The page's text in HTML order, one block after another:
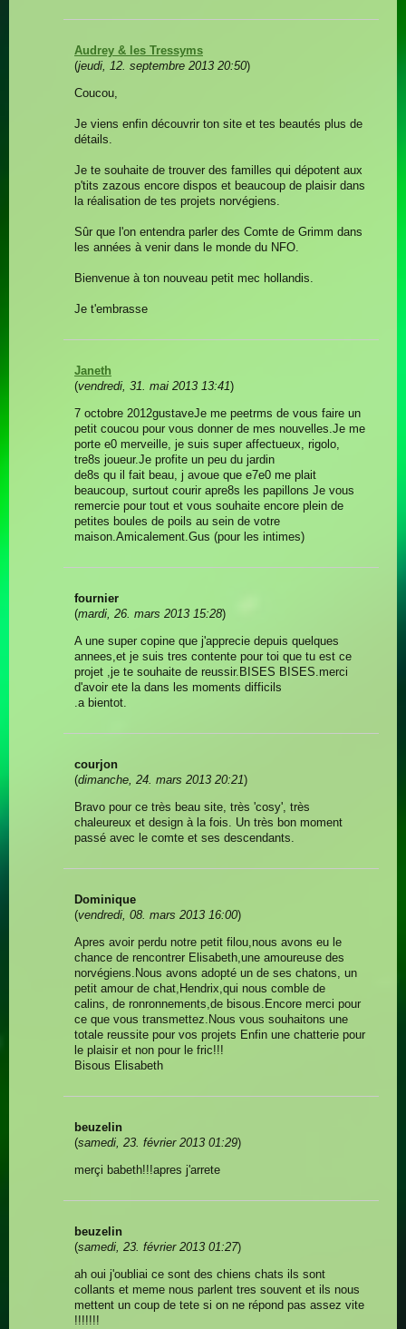
Audrey & les Tressyms
(jeudi, 12. septembre 2013 20:50)
Coucou,
Je viens enfin découvrir ton site et tes beautés plus de
détails.
Je te souhaite de trouver des familles qui dépotent aux
p'tits zazous encore dispos et beaucoup de plaisir dans
la réalisation de tes projets norvégiens.
Sûr que l'on entendra parler des Comte de Grimm dans
les années à venir dans le monde du NFO.
Bienvenue à ton nouveau petit mec hollandis.
Je t'embrasse
Janeth
(vendredi, 31. mai 2013 13:41)
7 octobre 2012gustaveJe me peetrms de vous faire un
petit coucou pour vous donner de mes nouvelles.Je me
porte e0 merveille, je suis super affectueux, rigolo,
tre8s joueur.Je profite un peu du jardin
de8s qu il fait beau, j avoue que e7e0 me plait
beaucoup, surtout courir apre8s les papillons Je vous
remercie pour tout et vous souhaite encore plein de
petites boules de poils au sein de votre
maison.Amicalement.Gus (pour les intimes)
fournier
(mardi, 26. mars 2013 15:28)
A une super copine que j'apprecie depuis quelques
annees,et je suis tres contente pour toi que tu est ce
projet ,je te souhaite de reussir.BISES BISES.merci
d'avoir ete la dans les moments difficils
.a bientot.
courjon
(dimanche, 24. mars 2013 20:21)
Bravo pour ce très beau site, très 'cosy', très
chaleureux et design à la fois. Un très bon moment
passé avec le comte et ses descendants.
Dominique
(vendredi, 08. mars 2013 16:00)
Apres avoir perdu notre petit filou,nous avons eu le
chance de rencontrer Elisabeth,une amoureuse des
norvégiens.Nous avons adopté un de ses chatons, un
petit amour de chat,Hendrix,qui nous comble de
calins, de ronronnements,de bisous.Encore merci pour
ce que vous transmettez.Nous vous souhaitons une
totale reussite pour vos projets Enfin une chatterie pour
le plaisir et non pour le fric!!!
Bisous Elisabeth
beuzelin
(samedi, 23. février 2013 01:29)
merçi babeth!!!apres j'arrete
beuzelin
(samedi, 23. février 2013 01:27)
ah oui j'oubliai ce sont des chiens chats ils sont
collants et meme nous parlent tres souvent et ils nous
mettent un coup de tete si on ne répond pas assez vite
!!!!!!!